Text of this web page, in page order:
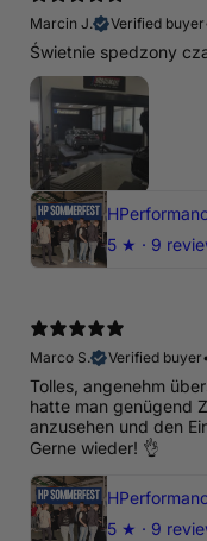
Marcin J.
Verified buyer
Świetnie spedzony
5 ★ · 9
Marco S.
Verified buyer•
Tolles, angenehm
hatte man genügend
anzusehen und den
Gerne wieder! 👌
5 ★ · 9